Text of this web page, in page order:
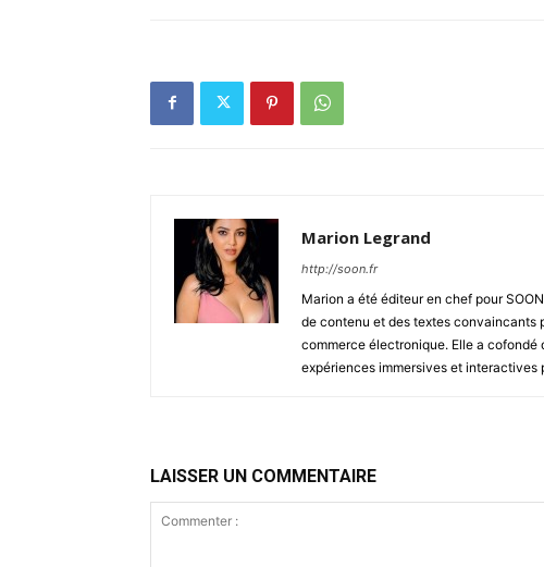
Marion Legrand
http://soon.fr
Marion a été éditeur en chef pour
de contenu et des textes convaincants
commerce électronique. Elle a
expériences immersives et interactives
LAISSER UN COMMENTAIRE